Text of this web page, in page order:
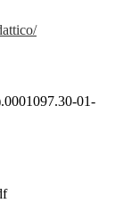
01-